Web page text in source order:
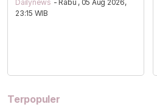
Dailynews - Rabu , 05 Aug 2026,
23:15 WIB
Terpopuler